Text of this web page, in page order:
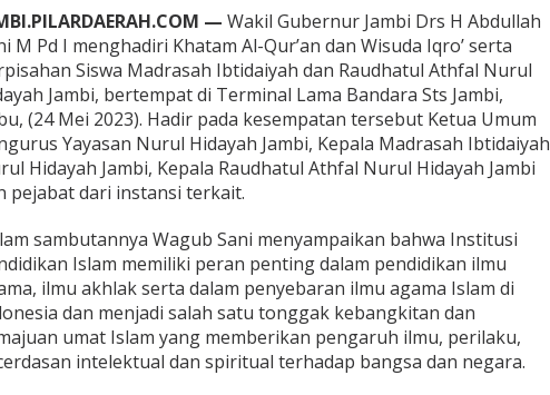
e
i
n
t
a
a
n
T
e
h
a
d
a
p
A
j
— Wakil Gubernur Jambi Drs H Abdullah
M Pd I menghadiri Khatam Al-Qur’an dan Wisuda Iqro’ serta
Siswa Madrasah Ibtidaiyah dan Raudhatul Athfal Nurul
Jambi, bertempat di Terminal Lama Bandara Sts Jambi,
(24 Mei 2023). Hadir pada kesempatan tersebut Ketua Umum
Yayasan Nurul Hidayah Jambi, Kepala Madrasah Ibtidaiyah
Hidayah Jambi, Kepala Raudhatul Athfal Nurul Hidayah Jambi
pejabat dari instansi terkait.
sambutannya Wagub Sani menyampaikan bahwa Institusi
Islam memiliki peran penting dalam pendidikan ilmu
ilmu akhlak serta dalam penyebaran ilmu agama Islam di
dan menjadi salah satu tonggak kebangkitan dan
umat Islam yang memberikan pengaruh ilmu, perilaku,
intelektual dan spiritual terhadap bangsa dan negara.